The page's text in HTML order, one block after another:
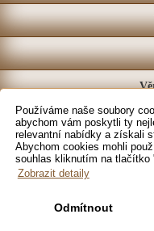
Používáme naše soubory
abychom vám poskytli ty
relevantní nabídky a získali
Abychom cookies mohli
souhlas kliknutím na tlačítko
Zobrazit detaily
Odmítnout